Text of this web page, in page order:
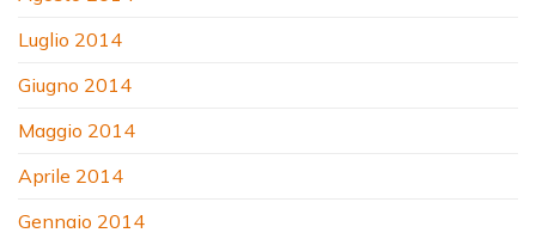
Luglio 2014
Giugno 2014
Maggio 2014
Aprile 2014
Gennaio 2014